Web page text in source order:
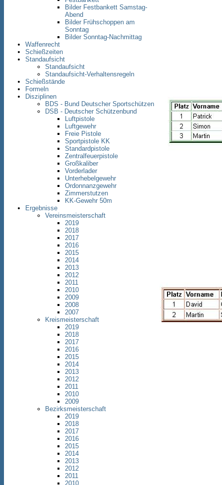
Bilder Festbankett Samstag-
Abend
Bilder Frühschoppen am
Sonntag
Bilder Sonntag-Nachmittag
Waffenrecht
Schießzeiten
Standaufsicht
Standaufsicht
Standaufsicht-Verhaltensregeln
Schießstände
Formeln
Disziplinen
BDS - Bund Deutscher Sportschützen
DSB - Deutscher Schützenbund
Luftpistole
Luftgewehr
Freie Pistole
Sportpistole KK
Standardpistole
Zentralfeuerpistole
Großkaliber
Vorderlader
Unterhebelgewehr
Ordonnanzgewehr
Zimmerstutzen
KK-Gewehr 50m
Ergebnisse
Vereinsmeisterschaft
2019
2018
2017
2016
2015
2014
2013
2012
2011
2010
2009
2008
2007
Kreismeisterschaft
2019
2018
2017
2016
2015
2014
2013
2012
2011
2010
2009
Bezirksmeisterschaft
2019
2018
2017
2016
2015
2014
2013
2012
2011
2010